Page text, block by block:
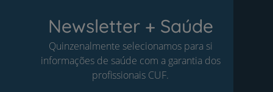
Newsletter + Saúde
Quinzenalmente selecionamos para si
informações de saúde com a garantia dos
profissionais CUF.